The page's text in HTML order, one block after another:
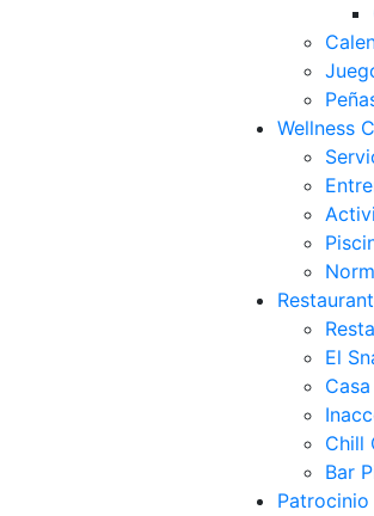
Wellness
El
Chill
Bar
Patrocinio